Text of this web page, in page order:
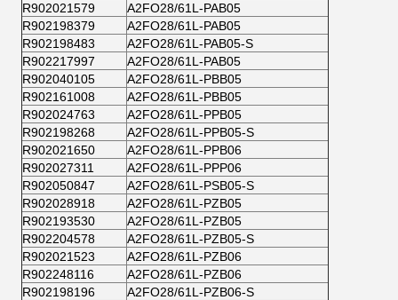
R902021579
A2FO28/61L-PAB05
R902198379
A2FO28/61L-PAB05
R902198483
A2FO28/61L-PAB05-S
R902217997
A2FO28/61L-PAB05
R902040105
A2FO28/61L-PBB05
R902161008
A2FO28/61L-PBB05
R902024763
A2FO28/61L-PPB05
R902198268
A2FO28/61L-PPB05-S
R902021650
A2FO28/61L-PPB06
R902027311
A2FO28/61L-PPP06
R902050847
A2FO28/61L-PSB05-S
R902028918
A2FO28/61L-PZB05
R902193530
A2FO28/61L-PZB05
R902204578
A2FO28/61L-PZB05-S
R902021523
A2FO28/61L-PZB06
R902248116
A2FO28/61L-PZB06
R902198196
A2FO28/61L-PZB06-S